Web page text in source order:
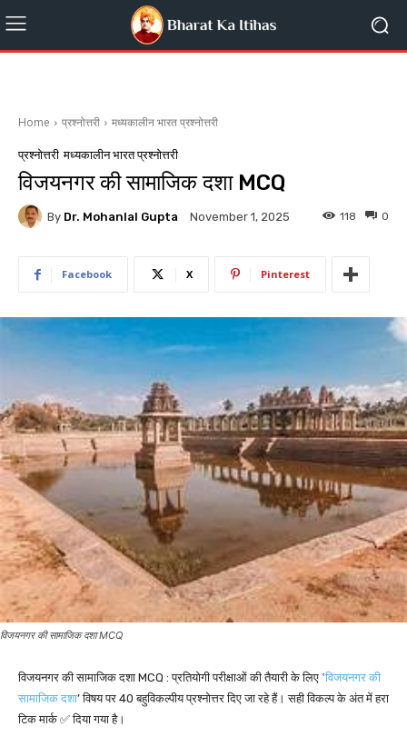
Home प्रश्नोत्तरी मध्यकालीन भारत प्रश्नोत्तरी
प्रश्नोत्तरी मध्यकालीन भारत प्रश्नोत्तरी
विजयनगर की सामाजिक दशा MCQ
By Dr. Mohanlal Gupta November 1, 2025 0
118
Facebook X Pinterest
विजयनगर की सामाजिक दशा MCQ
विजयनगर की सामाजिक दशा MCQ : प्रतियोगी परीक्षाओं की तैयारी के लिए ‛विजयनगर की
सामाजिक दशा’ विषय पर 40 बहुविकल्पीय प्रश्नोत्तर दिए जा रहे हैं। सही विकल्प के अंत में हरा
टिक मार्क ✅ दिया गया है।